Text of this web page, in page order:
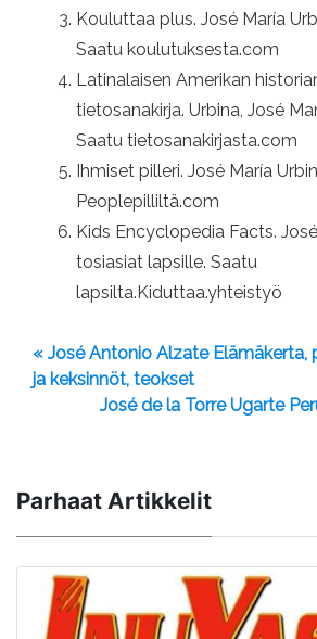
Kouluttaa plus. José María
Saatu koulutuksesta.com
Latinalaisen Amerikan
tietosanakirja. Urbina, José
Saatu tietosanakirjasta.com
Ihmiset pilleri. José María
Peoplepilliltä.com
Kids Encyclopedia Facts.
tosiasiat lapsille. Saatu
lapsilta.Kiduttaa.yhteistyö
« José Antonio Alzate Elämäkerta,
ja keksinnöt, teokset
José de la Torre Ugarte
Parhaat Artikkelit